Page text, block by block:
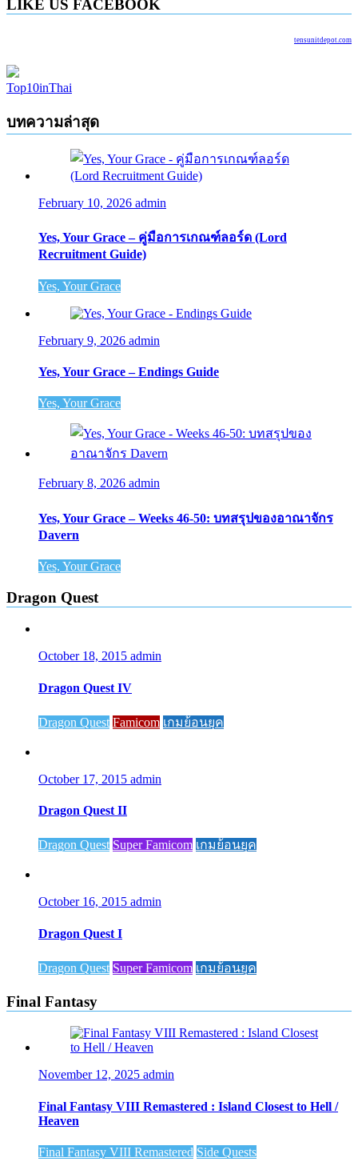
LIKE US FACEBOOK
tensunitdepot.com
Top10inThai
บทความล่าสุด
February 10, 2026 admin
Yes, Your Grace – คู่มือการเกณฑ์ลอร์ด (Lord
Recruitment Guide)
Yes, Your Grace
February 9, 2026 admin
Yes, Your Grace – Endings Guide
Yes, Your Grace
February 8, 2026 admin
Yes, Your Grace – Weeks 46-50: บทสรุปของอาณาจักร
Davern
Yes, Your Grace
Dragon Quest
October 18, 2015 admin
Dragon Quest IV
Dragon Quest Famicom เกมย้อนยุค
October 17, 2015 admin
Dragon Quest II
Dragon Quest Super Famicom เกมย้อนยุค
October 16, 2015 admin
Dragon Quest I
Dragon Quest Super Famicom เกมย้อนยุค
Final Fantasy
November 12, 2025 admin
Final Fantasy VIII Remastered : Island Closest to Hell /
Heaven
Final Fantasy VIII Remastered Side Quests